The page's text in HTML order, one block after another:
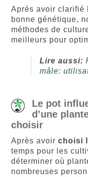
Après avoir clarifié
bonne génétique,
méthodes de
meilleurs pour
Lire aussi:
mâle:
Le pot
d’une
choisir
Après avoir choisi
temps pour les
déterminer où
nombreuses